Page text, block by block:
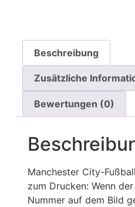
Beschreibung
Zusätzliche
Bewertungen (0)
Manchester City-
zum Drucken: Wenn
Nummer auf dem Bild